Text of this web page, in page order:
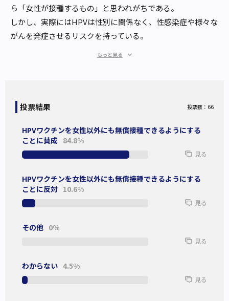
ら「女性が接種するもの」と思われがちである。
しかし、実際にはHPVは性別に関係なく、性感染症や様々な
がんを発症させるリスクを持っている。
意接種対象となったが、予防接種法に基づかない全額自己負
そこで問いたい。
現行の女性だけではなく、適正年齢のすべての人に対して、
HPVの定期予防接種（無償）を受けられるようにするべき
尚、この投票結果はみんなの意見としてSurfvote編集部で取
り纏め、厚生労働省をはじめとする関係省庁や国会議員など
HPVに感染してから子宮頸がんを罹患するまで
もっと見る
投票結果 投票数：66
HPVワクチンを女性以外にも無償接種できるようにする
ことに賛成 84.8%
見る
HPVワクチンを女性以外にも無償接種できるようにする
ことに反対 10.6%
見る
その他 0%
見る
わからない 4.5%
見る